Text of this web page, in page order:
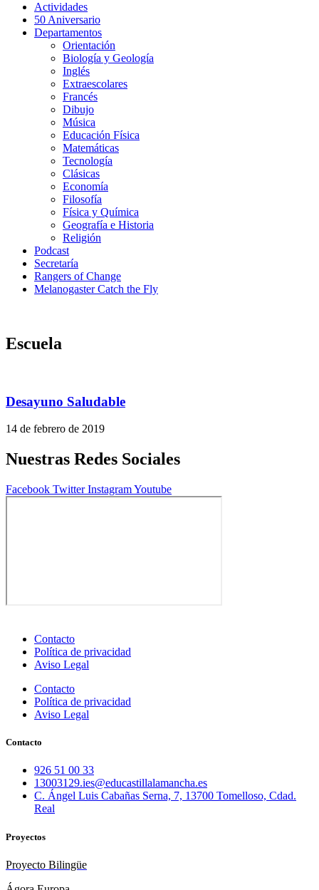
Actividades
50 Aniversario
Departamentos
Orientación
Biología y Geología
Inglés
Extraescolares
Francés
Dibujo
Música
Educación Física
Matemáticas
Tecnología
Clásicas
Economía
Filosofía
Física y Química
Geografía e Historia
Religión
Podcast
Secretaría
Rangers of Change
Melanogaster Catch the Fly
Escuela
Desayuno Saludable
14 de febrero de 2019
Nuestras Redes Sociales
Facebook Twitter InstagramYoutube
Contacto
Política de privacidad
Aviso Legal
Contacto
Política de privacidad
Aviso Legal
Contacto
926 51 00 33
13003129.ies@educastillalamancha.es
C. Ángel Luis Cabañas Serna, 7, 13700 Tomelloso, Cdad.
Real
Proyectos
Proyecto Bilingüe